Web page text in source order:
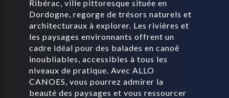
Ribérac, ville pittoresque située en
Dordogne, regorge de trésors naturels et
architecturaux à explorer. Les rivières et
les paysages environnants offrent un
cadre idéal pour des balades en canoë
inoubliables, accessibles à tous les
niveaux de pratique. Avec ALLO
CANOES, vous pourrez admirer la
beauté des paysages et vous ressourcer